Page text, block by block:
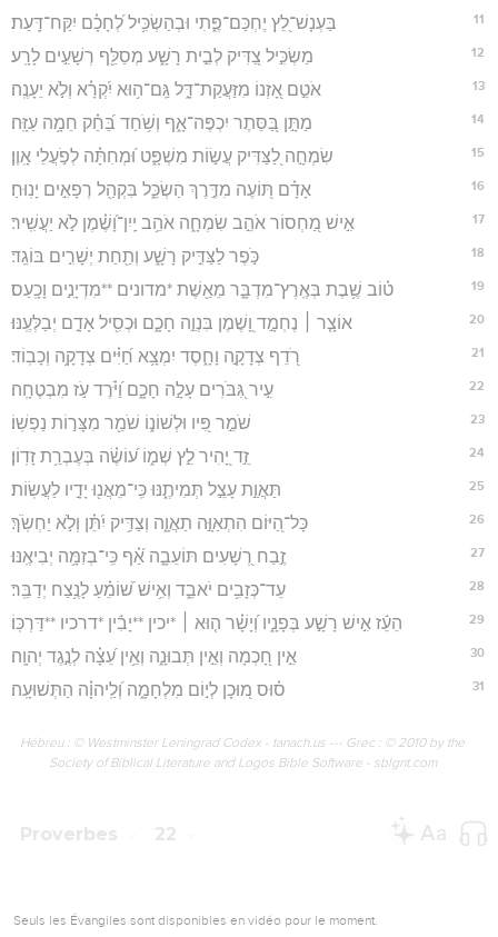
11 בַּעְנָשׁ־לֵ֭ץ יֶחְכַּם־פֶּ֑תִי וּבְהַשְׂכִּ֥יל לְ֝חָכָ֗ם יִקַּח־דָּֽעַת׃
12 מַשְׂכִּ֣יל צַ֭דִּיק לְבֵ֣ית רָשָׁ֑ע מְסַלֵּ֖ף רְשָׁעִ֣ים לָרָֽע׃
13 אֹטֵ֣ם אָ֭זְנוֹ מִזַּעֲקַת־דָּ֑ל גַּֽם־ה֥וּא יִ֝קְרָ֗א וְלֹ֣א יֵעָנֶֽה׃
14 מַתָּ֣ן בַּ֭סֵּתֶר יִכְפֶּה־אָ֑ף וְשֹׁ֥חַד בַּ֝חֵ֗ק חֵמָ֥ה עַזָּֽה׃
15 שִׂמְחָ֣ה לַ֭צַּדִּיק עֲשׂ֣וֹת מִשְׁפָּ֑ט וּ֝מְחִתָּ֗ה לְפֹ֣עֲלֵי אָֽוֶן׃
16 אָדָ֗ם תּ֭וֹעֶה מִדֶּ֣רֶךְ הַשְׂכֵּ֑ל בִּקְהַ֖ל רְפָאִ֣ים יָנֽוּחַ׃
17 אִ֣ישׁ מַ֭חְסוֹר אֹהֵ֣ב שִׂמְחָ֑ה אֹהֵ֥ב יַֽיִן־וָ֝שֶׁ֗מֶן לֹ֣א יַעֲשִֽׁיר׃
18 כֹּ֣פֶר לַצַּדִּ֣יק רָשָׁ֑ע וְתַ֖חַת יְשָׁרִ֣ים בּוֹגֵֽד׃
19 ט֗וֹב שֶׁ֥בֶת בְּאֶֽרֶץ־מִדְבָּ֑ר מֵאֵ֖שֶׁת *מדונים **מִדְיָנִ֣ים וָכָֽעַס׃
20 אוֹצָ֤ר ׀ נֶחְמָ֣ד וָ֭שֶׁמֶן בִּנְוֵ֣ה חָכָ֑ם וּכְסִ֖יל אָדָ֣ם יְבַלְּעֶֽנּוּ׃
21 רֹ֭דֵף צְדָקָ֣ה וָחָ֑סֶד יִמְצָ֥א חַ֝יִּ֗ים צְדָקָ֥ה וְכָבֽוֹד׃
22 עִ֣יר גִּ֭בֹּרִים עָלָ֣ה חָכָ֑ם וַ֝יֹּ֗רֶד עֹ֣ז מִבְטֶחָֽה׃
23 שֹׁמֵ֣ר פִּ֭יו וּלְשׁוֹנ֑וֹ שֹׁמֵ֖ר מִצָּר֣וֹת נַפְשֽׁוֹ׃
24 זֵ֣ד יָ֭הִיר לֵ֣ץ שְׁמ֑וֹ ע֝וֹשֶׂ֗ה בְּעֶבְרַ֥ת זָדֽוֹן׃
25 תַּאֲוַ֣ת עָצֵ֣ל תְּמִיתֶ֑נּוּ כִּֽי־מֵאֲנ֖וּ יָדָ֣יו לַעֲשֽׂוֹת׃
26 כָּל־הַ֭יּוֹם הִתְאַוָּ֣ה תַאֲוָ֑ה וְצַדִּ֥יק יִ֝תֵּ֗ן וְלֹ֣א יַחְשֹֽׂךְ׃
27 זֶ֣בַח רְ֭שָׁעִים תּוֹעֵבָ֑ה אַ֝֗ף כִּֽי־בְזִמָּ֥ה יְבִיאֶֽנּוּ׃
28 עֵד־כְּזָבִ֥ים יֹאבֵ֑ד וְאִ֥ישׁ שׁ֝וֹמֵ֗עַ לָנֶ֥צַח יְדַבֵּֽר׃
29 הֵעֵ֬ז אִ֣ישׁ רָשָׁ֣ע בְּפָנָ֑יו וְ֝יָשָׁ֗ר ה֤וּא ׀ *יכין **יָבִ֬ין *דרכיו **דַּרְכּֽוֹ׃
30 אֵ֣ין חָ֭כְמָה וְאֵ֣ין תְּבוּנָ֑ה וְאֵ֥ין עֵ֝צָ֗ה לְנֶ֣גֶד יְהוָֽה׃
31 ס֗וּס מ֭וּכָן לְי֣וֹם מִלְחָמָ֑ה וְ֝לַֽיהוָ֗ה הַתְּשׁוּעָֽה׃
Hébreu : © Westminster Leningrad Codex - tanach.us --- Grec : © 2010 by the
Society of Biblical Literature and Logos Bible Software - sblgnt.com
Proverbes 22
Seuls les Évangiles sont disponibles en vidéo pour le moment.